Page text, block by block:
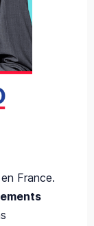
France.